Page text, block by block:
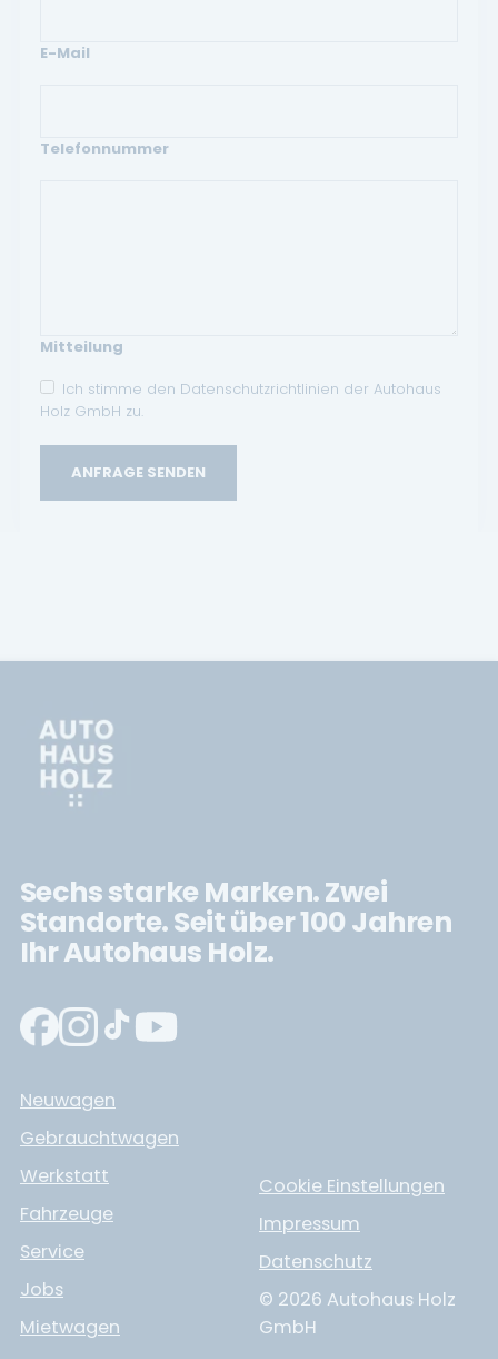
E-Mail
Telefonnummer
Mitteilung
Ich stimme den Datenschutzrichtlinien der Autohaus
Holz GmbH zu.
ANFRAGE SENDEN
Sechs starke Marken. Zwei
Standorte. Seit über 100 Jahren
Ihr Autohaus Holz.
Neuwagen
Gebrauchtwagen
Werkstatt
Fahrzeuge
Service
Jobs
Mietwagen
Cookie Einstellungen
Impressum
Datenschutz
© 2026 Autohaus Holz
GmbH